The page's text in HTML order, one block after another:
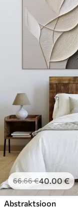
66.66€40.00€
Abstraktsioon